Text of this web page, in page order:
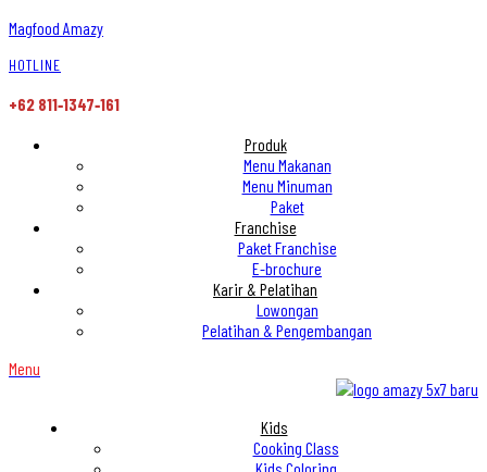
Magfood Amazy
HOTLINE
+62 811‑1347‑161
Produk
Menu Makanan
Menu Minuman
Paket
Franchise
Paket Franchise
E-brochure
Karir & Pelatihan
Lowongan
Pelatihan & Pengembangan
Menu
Kids
Cooking Class